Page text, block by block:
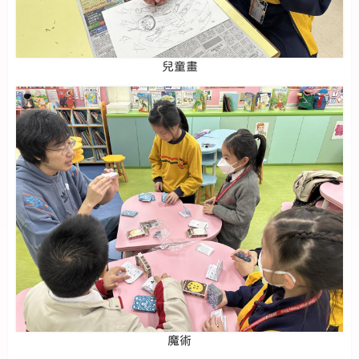
兒童畫
魔術